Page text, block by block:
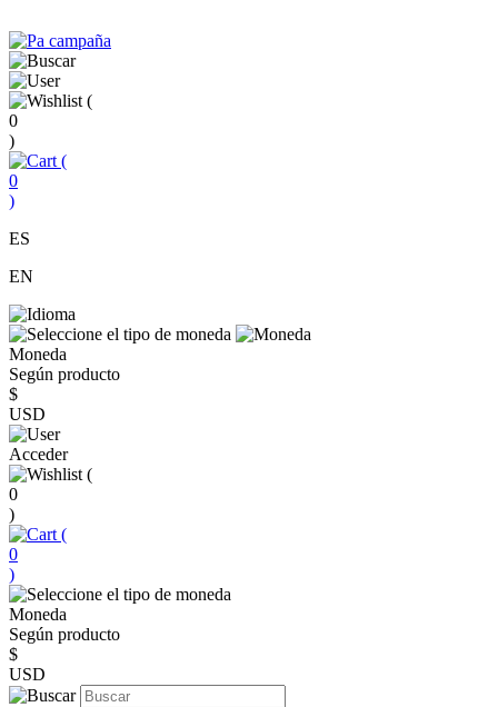
(
0
)
(
0
)
ES
EN
Moneda
Según producto
$
USD
Acceder
(
0
)
(
0
)
Moneda
Según producto
$
USD